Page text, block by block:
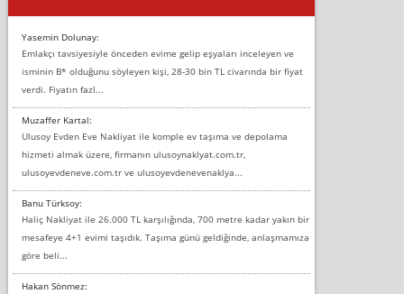
Yasemin Dolunay:
Emlakçı tavsiyesiyle önceden evime gelip eşyaları inceleyen ve
isminin B* olduğunu söyleyen kişi, 28-30 bin TL civarında bir fiyat
verdi. Fiyatın fazl...
Muzaffer Kartal:
Ulusoy Evden Eve Nakliyat ile komple ev taşıma ve depolama
hizmeti almak üzere, firmanın ulusoynaklyat.com.tr,
ulusoyevdeneve.com.tr ve ulusoyevdenevenaklya...
Banu Türksoy:
Haliç Nakliyat ile 26.000 TL karşılığında, 700 metre kadar yakın bir
mesafeye 4+1 evimi taşıdık. Taşıma günü geldiğinde, anlaşmamıza
göre beli...
Hakan Sönmez: